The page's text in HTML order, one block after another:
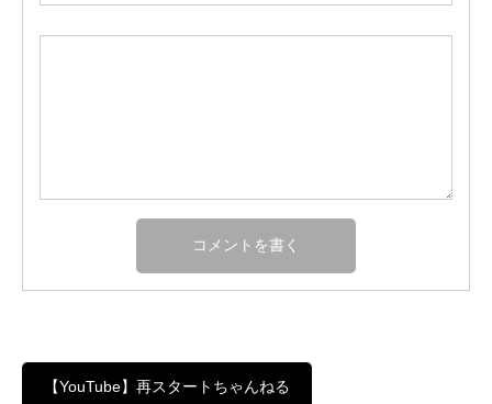
【YouTube】再スタートちゃんねる